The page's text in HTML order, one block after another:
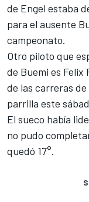
de Engel estaba
para el ausente
campeonato.
Otro piloto que
de Buemi es Felix
de las carreras
parrilla este
El sueco había
no pudo
quedó 17°.